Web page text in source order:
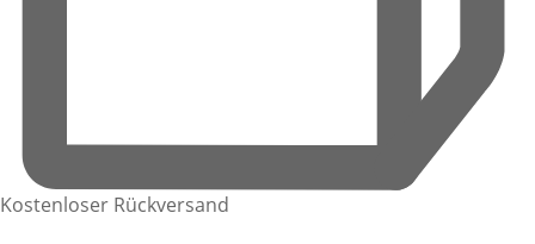
Kostenloser Rückversand